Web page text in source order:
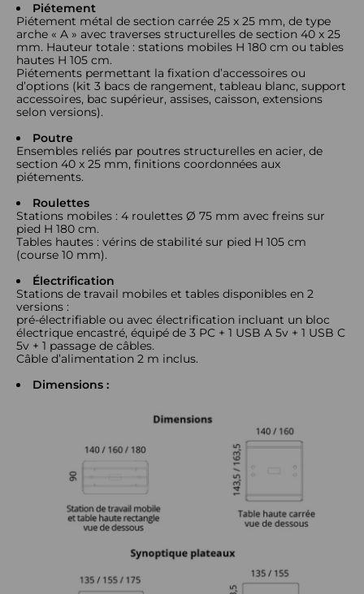
Piétement
Piétement métal de section carrée 25 x 25 mm, de type
arche « A » avec traverses structurelles de section 40 x 25
mm. Hauteur totale : stations mobiles H 180 cm ou tables
hautes H 105 cm.
Piétements permettant la fixation d’accessoires ou
d’options (kit 3 bacs de rangement, tableau blanc, support
accessoires, bac supérieur, assises, caisson, extensions
selon versions).
Poutre
Ensembles reliés par poutres structurelles en acier, de
section 40 x 25 mm, finitions coordonnées aux
piétements.
Roulettes
Stations mobiles : 4 roulettes Ø 75 mm avec freins sur
pied H 180 cm.
Tables hautes : vérins de stabilité sur pied H 105 cm
(course 10 mm).
Électrification
Stations de travail mobiles et tables disponibles en 2
versions :
pré-électrifiable ou avec électrification incluant un bloc
électrique encastré, équipé de 3 PC + 1 USB A 5v + 1 USB C
5v + 1 passage de câbles.
Câble d’alimentation 2 m inclus.
Dimensions :